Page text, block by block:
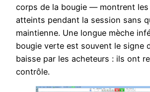
corps de la bougie — montrent les
atteints pendant la session sans
maintienne. Une longue mèche
bougie verte est souvent le signe
baisse par les acheteurs : ils ont
contrôle.